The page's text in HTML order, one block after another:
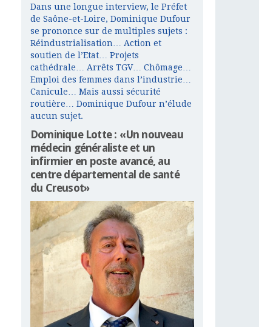
Dans une longue interview, le Préfet
de Saône-et-Loire, Dominique Dufour
se prononce sur de multiples sujets :
Réindustrialisation… Action et
soutien de l’Etat… Projets
cathédrale… Arrêts TGV… Chômage…
Emploi des femmes dans l’industrie…
Canicule… Mais aussi sécurité
routière… Dominique Dufour n’élude
aucun sujet.
Dominique Lotte : «Un nouveau
médecin généraliste et un
infirmier en poste avancé, au
centre départemental de santé
du Creusot»